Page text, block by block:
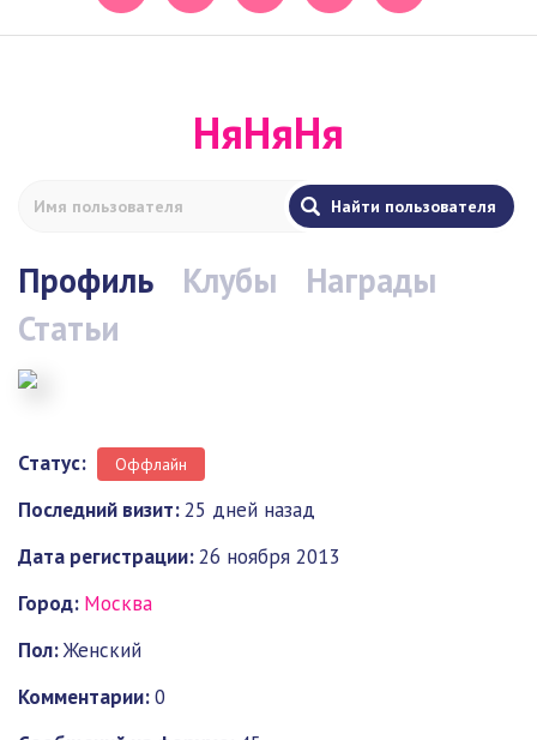
НяНяНя
Профиль Клубы
Награды
Статьи
Статус: Оффлайн
Последний визит:25 дней назад
Дата регистрации:26 ноября 2013
Город: Москва
Пол:Женский
Комментарии:0